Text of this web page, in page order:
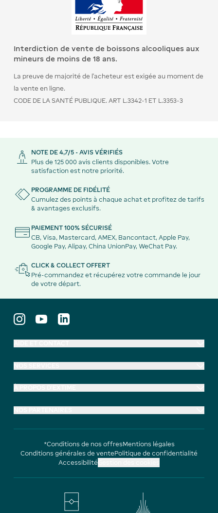
Interdiction de vente de boissons alcooliques aux
mineurs de moins de 18 ans.
La preuve de majorité de l’acheteur est exigée au moment de
la vente en ligne.
CODE DE LA SANTÉ PUBLIQUE. ART L.3342-1 ET L.3353-3
NOTE DE 4,7/5 - AVIS VÉRIFIÉS
Plus de 125 000 avis clients disponibles. Votre
satisfaction est notre priorité.
PROGRAMME DE FIDÉLITÉ
Cumulez des points à chaque achat et profitez de tarifs
& avantages exclusifs.
PAIEMENT 100% SÉCURISÉ
CB, Visa, Mastercard, AMEX, Bancontact, Apple Pay,
Google Pay, Alipay, China UnionPay, WeChat Pay.
CLICK & COLLECT OFFERT
Pré-commandez et récupérez votre commande le jour
de votre départ.
*Conditions de nos offresMentions légales
Conditions générales de ventePolitique de confidentialité
Accessibilité